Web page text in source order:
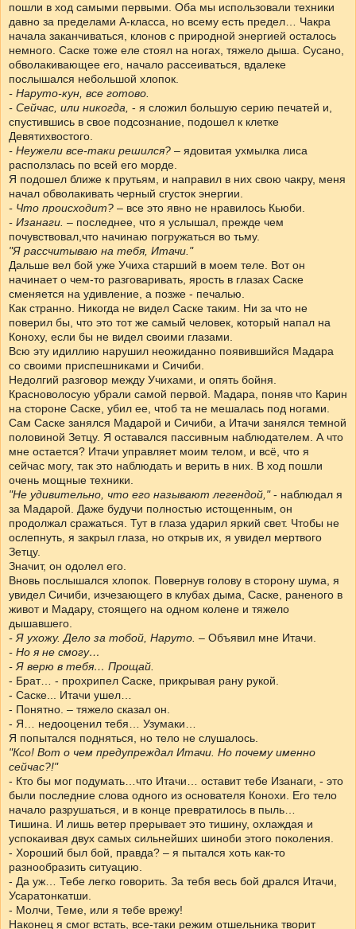
пошли в ход самыми первыми. Оба мы использовали техники
давно за пределами А-класса, но всему есть предел… Чакра
начала заканчиваться, клонов с природной энергией осталось
немного. Саске тоже еле стоял на ногах, тяжело дыша. Сусано,
обволакивающее его, начало рассеиваться, вдалеке
послышался небольшой хлопок.
- Наруто-кун, все готово.
- Сейчас, или никогда, - я сложил большую серию печатей и,
спустившись в свое подсознание, подошел к клетке
Девятихвостого.
- Неужели все-таки решился? – ядовитая ухмылка лиса
расползлась по всей его морде.
Я подошел ближе к прутьям, и направил в них свою чакру, меня
начал обволакивать черный сгусток энергии.
- Что происходит? – все это явно не нравилось Кьюби.
- Изанаги. – последнее, что я услышал, прежде чем
почувствовал,что начинаю погружаться во тьму.
"Я рассчитываю на тебя, Итачи."
Дальше вел бой уже Учиха старший в моем теле. Вот он
начинает о чем-то разговаривать, ярость в глазах Саске
сменяется на удивление, а позже - печалью.
Как странно. Никогда не видел Саске таким. Ни за что не
поверил бы, что это тот же самый человек, который напал на
Коноху, если бы не видел своими глазами.
Всю эту идиллию нарушил неожиданно появившийся Мадара
со своими приспешниками и Сичиби.
Недолгий разговор между Учихами, и опять бойня.
Красноволосую убрали самой первой. Мадара, поняв что Карин
на стороне Саске, убил ее, чтоб та не мешалась под ногами.
Сам Саске занялся Мадарой и Сичиби, а Итачи занялся темной
половиной Зетцу. Я оставался пассивным наблюдателем. А что
мне остается? Итачи управляет моим телом, и всё, что я
сейчас могу, так это наблюдать и верить в них. В ход пошли
очень мощные техники.
"Не удивительно, что его называют легендой,"- наблюдал я
за Мадарой. Даже будучи полностью истощенным, он
продолжал сражаться. Тут в глаза ударил яркий свет. Чтобы не
ослепнуть, я закрыл глаза, но открыв их, я увидел мертвого
Зетцу.
Значит, он одолел его.
Вновь послышался хлопок. Повернув голову в сторону шума, я
увидел Сичиби, изчезающего в клубах дыма, Саске, раненого в
живот и Мадару, стоящего на одном колене и тяжело
дышавшего.
- Я ухожу. Дело за тобой, Наруто. – Объявил мне Итачи.
- Но я не смогу…
- Я верю в тебя… Прощай.
- Брат… - прохрипел Саске, прикрывая рану рукой.
- Саске... Итачи ушел…
- Понятно. – тяжело сказал он.
- Я… недооценил тебя… Узумаки…
Я попытался подняться, но тело не слушалось.
"Ксо! Вот о чем предупреждал Итачи. Но почему именно
сейчас?!"
- Кто бы мог подумать…что Итачи… оставит тебе Изанаги, - это
были последние слова одного из основателя Конохи. Его тело
начало разрушаться, и в конце превратилось в пыль…
Тишина. И лишь ветер прерывает это тишину, охлаждая и
успокаивая двух самых сильнейших шиноби этого поколения.
- Хороший был бой, правда? – я пытался хоть как-то
разнообразить ситуацию.
- Да уж… Тебе легко говорить. За тебя весь бой дрался Итачи,
Усаратонкатши.
- Молчи, Теме, или я тебе врежу!
Наконец я смог встать, все-таки режим отшельника творит